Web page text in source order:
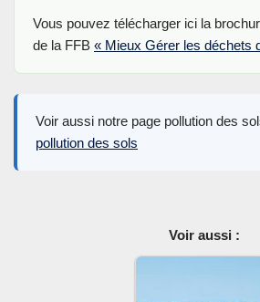
Vous pouvez télécharger ici la
de la FFB « Mieux Gérer les déchets
Voir aussi notre page pollution des
pollution des sols
Voir aussi :